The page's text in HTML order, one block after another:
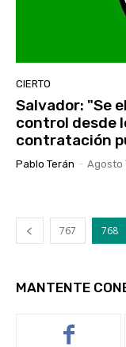
CIERTO
Salvador: "Se
control desde
contratación
Pablo Terán - Agosto
767 768
MANTENTE